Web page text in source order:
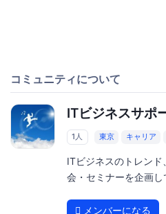
コミュニティについて
ITビジネスサポ
1人 東京 キャリア
ITビジネスのトレン
会・セミナーを企画し
メンバーになる